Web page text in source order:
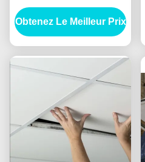
carré, PVC insonorisé a
stratifié des tuiles de
plafond
Obtenez Le Meilleur Prix